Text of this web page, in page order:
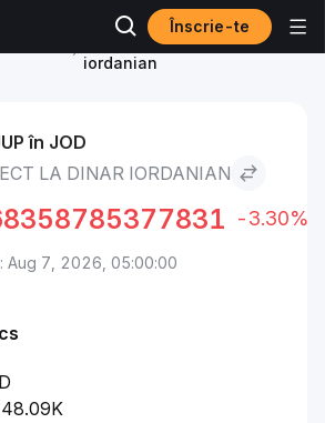
Înscrie-te
Price
Jupiter Project to Dinar
iordanian
în JOD
LA DINAR IORDANIAN
-3.30%
Aug 7, 2026, 05:00:00